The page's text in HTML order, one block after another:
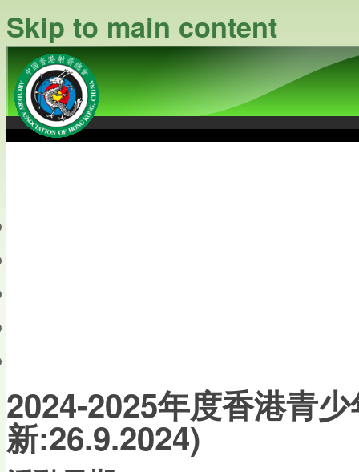
Skip to main content
2024-2025年度香港青
新:26.9.2024)